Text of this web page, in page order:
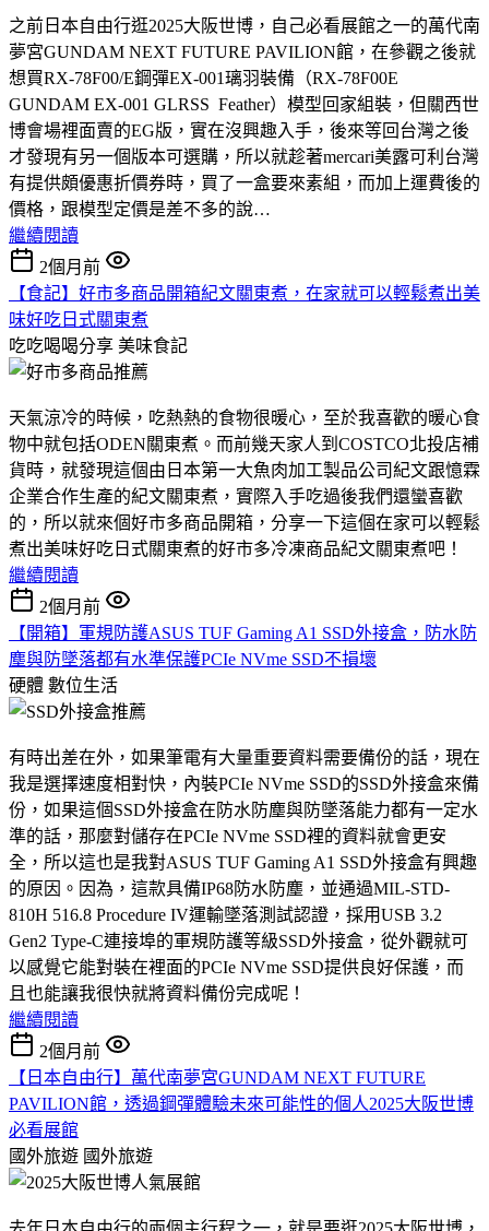
之前日本自由行逛2025大阪世博，自己必看展館之一的萬代南
夢宮GUNDAM NEXT FUTURE PAVILION館，在參觀之後就
想買RX-78F00/E鋼彈EX-001璃羽裝備（RX-78F00E
GUNDAM EX-001 GLRSS Feather）模型回家組裝，但關西世
博會場裡面賣的EG版，實在沒興趣入手，後來等回台灣之後
才發現有另一個版本可選購，所以就趁著mercari美露可利台灣
有提供頗優惠折價券時，買了一盒要來素組，而加上運費後的
價格，跟模型定價是差不多的說…
繼續閱讀
2個月前
【食記】好市多商品開箱紀文關東煮，在家就可以輕鬆煮出美
味好吃日式關東煮
吃吃喝喝分享 美味食記
天氣涼冷的時候，吃熱熱的食物很暖心，至於我喜歡的暖心食
物中就包括ODEN關東煮。而前幾天家人到COSTCO北投店補
貨時，就發現這個由日本第一大魚肉加工製品公司紀文跟憶霖
企業合作生產的紀文關東煮，實際入手吃過後我們還蠻喜歡
的，所以就來個好市多商品開箱，分享一下這個在家可以輕鬆
煮出美味好吃日式關東煮的好市多冷凍商品紀文關東煮吧！
繼續閱讀
2個月前
【開箱】軍規防護ASUS TUF Gaming A1 SSD外接盒，防水防
塵與防墜落都有水準保護PCIe NVme SSD不損壞
硬體 數位生活
有時出差在外，如果筆電有大量重要資料需要備份的話，現在
我是選擇速度相對快，內裝PCIe NVme SSD的SSD外接盒來備
份，如果這個SSD外接盒在防水防塵與防墜落能力都有一定水
準的話，那麼對儲存在PCIe NVme SSD裡的資料就會更安
全，所以這也是我對ASUS TUF Gaming A1 SSD外接盒有興趣
的原因。因為，這款具備IP68防水防塵，並通過MIL-STD-
810H 516.8 Procedure IV運輸墜落測試認證，採用USB 3.2
Gen2 Type-C連接埠的軍規防護等級SSD外接盒，從外觀就可
以感覺它能對裝在裡面的PCIe NVme SSD提供良好保護，而
且也能讓我很快就將資料備份完成呢！
繼續閱讀
2個月前
【日本自由行】萬代南夢宮GUNDAM NEXT FUTURE
PAVILION館，透過鋼彈體驗未來可能性的個人2025大阪世博
必看展館
國外旅遊 國外旅遊